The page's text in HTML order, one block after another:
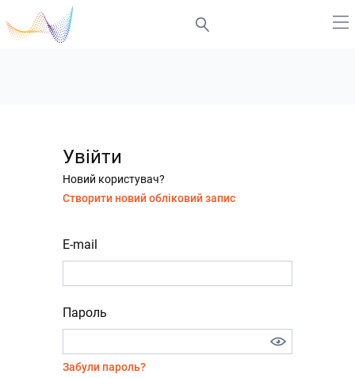
Увійти
Новий користувач?
Створити новий обліковий запис
E-mail
Пароль
Забули пароль?